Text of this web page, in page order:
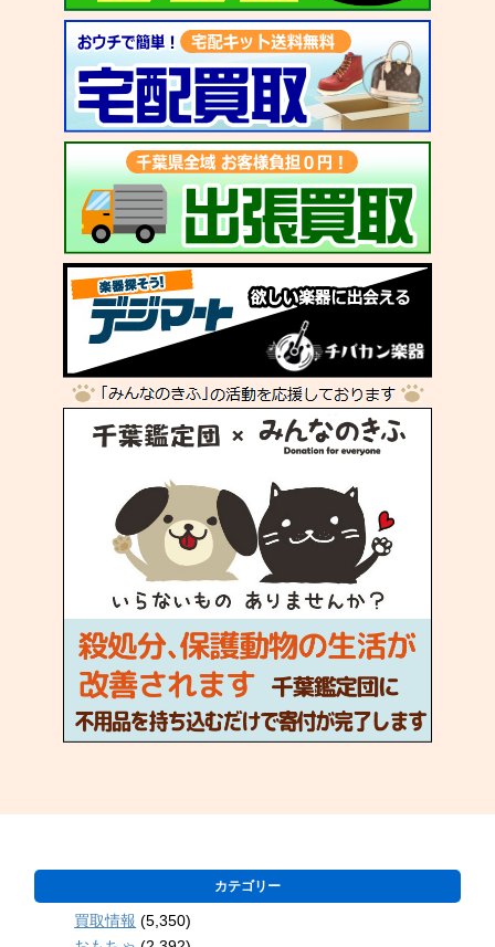
カテゴリー
買取情報 (5,350)